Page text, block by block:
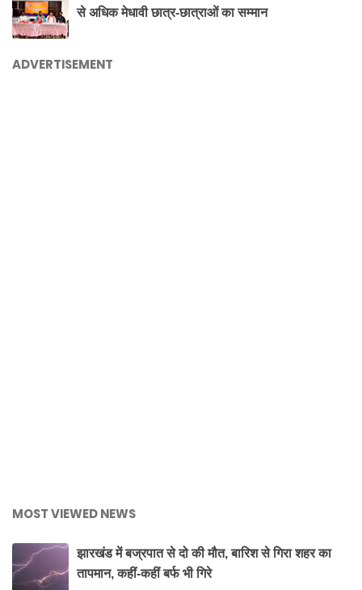
से अधिक मेधावी छात्र-छात्राओं का सम्मान
ADVERTISEMENT
MOST VIEWED NEWS
झारखंड में बज्रपात से दो की मौत, बारिश से गिरा शहर का
तापमान, कहीं-कहीं बर्फ भी गिरे